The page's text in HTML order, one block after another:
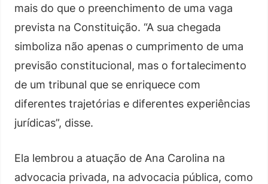
mais do que o preenchimento de uma vaga
prevista na Constituição. “A sua chegada
simboliza não apenas o cumprimento de uma
previsão constitucional, mas o fortalecimento
de um tribunal que se enriquece com
diferentes trajetórias e diferentes experiências
jurídicas”, disse.
Ela lembrou a atuação de Ana Carolina na
advocacia privada, na advocacia pública, como